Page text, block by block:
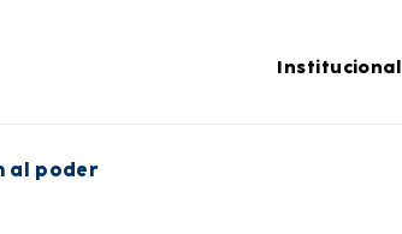
Institucional
al poder